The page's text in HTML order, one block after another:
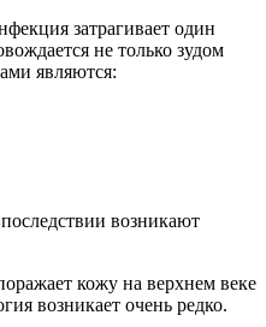
затрагивает один
не только зудом
являются:
возникают
кожу на верхнем веке
возникает очень редко.